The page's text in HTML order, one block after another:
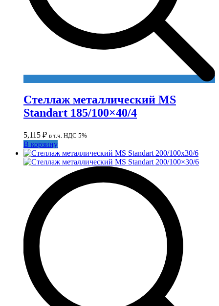
Стеллаж металлический MS
Standart 185/100×40/4
5,115 ₽ в т.ч. НДС 5%
В корзину